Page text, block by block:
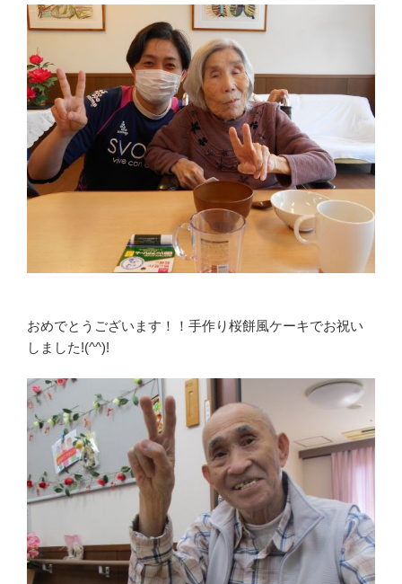
おめでとうございます！！手作り桜餅風ケーキでお祝い
しました!(^^)!